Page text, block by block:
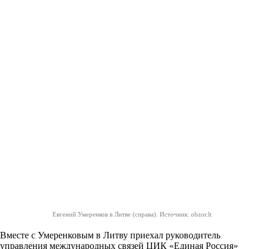
Евгений Умеренков в Литве (справа). Источник: obzor.lt
Вместе с Умеренковым в Литву приехал руководитель
управления международных связей ЦИК «Единая Россия»